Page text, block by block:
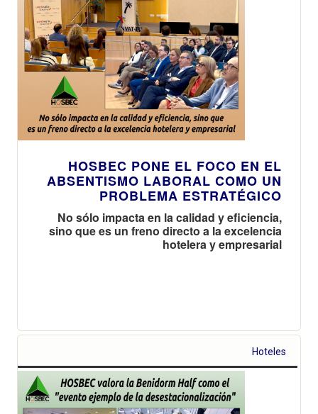
HOSBEC PONE EL FOCO EN EL
ABSENTISMO LABORAL COMO UN
PROBLEMA ESTRATÉGICO
No sólo impacta en la calidad y eficiencia,
sino que es un freno directo a la excelencia
hotelera y empresarial
Hoteles